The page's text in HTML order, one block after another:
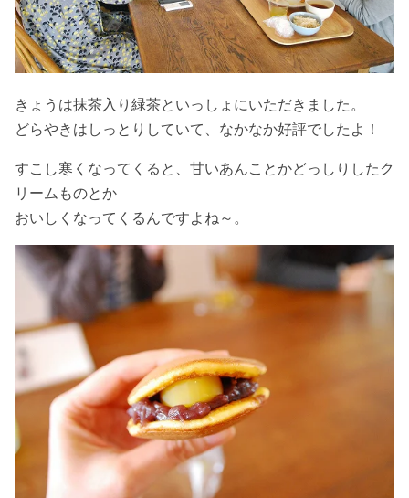
きょうは抹茶入り緑茶といっしょにいただきました。
どらやきはしっとりしていて、なかなか好評でしたよ！
すこし寒くなってくると、甘いあんことかどっしりしたク
リームものとか
おいしくなってくるんですよね～。